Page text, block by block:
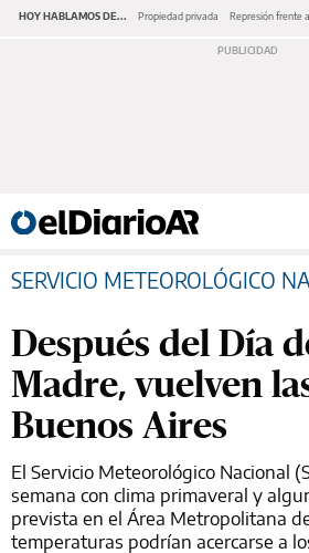
HOY HABLAMOS DE... Propiedad privada Represión frente
SERVICIO METEOROLÓGICO
Después del Día
Madre, vuelven
Buenos Aires
El Servicio Meteorológico Nacional
semana con clima primaveral y
prevista en el Área Metropolitana
temperaturas podrían acercarse a